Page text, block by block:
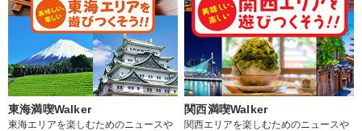
東海満喫Walker
東海エリアを楽しむためのニュースや
関西満喫Walker
関西エリアを楽しむためのニュースや